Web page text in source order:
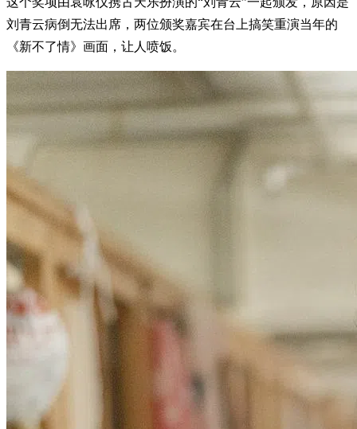
刘青云病倒无法出席，两位颁奖嘉宾在台上搞笑重演当年的
《新不了情》画面，让人喷饭。